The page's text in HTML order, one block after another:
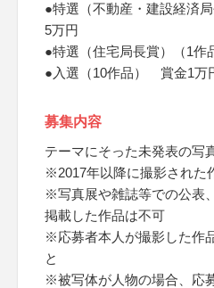
●特選（不動産・建設経済
5万円
●特選（住宅局長賞）（1
●入選（10作品） 賞金1万
募集内容
テーマにそった未発表の写
※2017年以降に撮影された
※写真展や雑誌等での公表
掲載した作品は不可
※応募者本人が撮影した作
と
※被写体が人物の場合、応